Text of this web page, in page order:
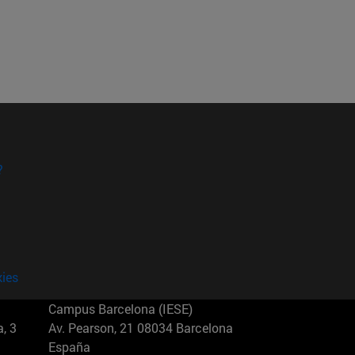
3
Campus Barcelona (IESE)
Av. Pearson, 21 08034 Barcelona
España